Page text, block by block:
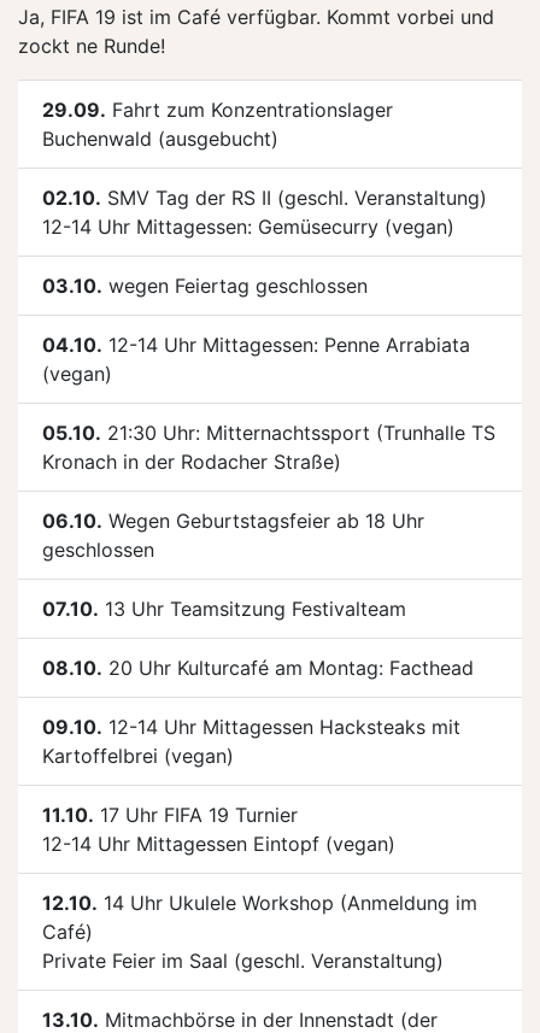
Ja, FIFA 19 ist im Café verfügbar. Kommt vorbei und
zockt ne Runde!
29.09. Fahrt zum Konzentrationslager
Buchenwald (ausgebucht)
02.10. SMV Tag der RS II (geschl. Veranstaltung)
12-14 Uhr Mittagessen: Gemüsecurry (vegan)
03.10. wegen Feiertag geschlossen
04.10. 12-14 Uhr Mittagessen: Penne Arrabiata
(vegan)
05.10. 21:30 Uhr: Mitternachtssport (Trunhalle TS
Kronach in der Rodacher Straße)
06.10. Wegen Geburtstagsfeier ab 18 Uhr
geschlossen
07.10. 13 Uhr Teamsitzung Festivalteam
08.10. 20 Uhr Kulturcafé am Montag: Facthead
09.10. 12-14 Uhr Mittagessen Hacksteaks mit
Kartoffelbrei (vegan)
11.10. 17 Uhr FIFA 19 Turnier
12-14 Uhr Mittagessen Eintopf (vegan)
12.10. 14 Uhr Ukulele Workshop (Anmeldung im
Café)
Private Feier im Saal (geschl. Veranstaltung)
13.10. Mitmachbörse in der Innenstadt (der